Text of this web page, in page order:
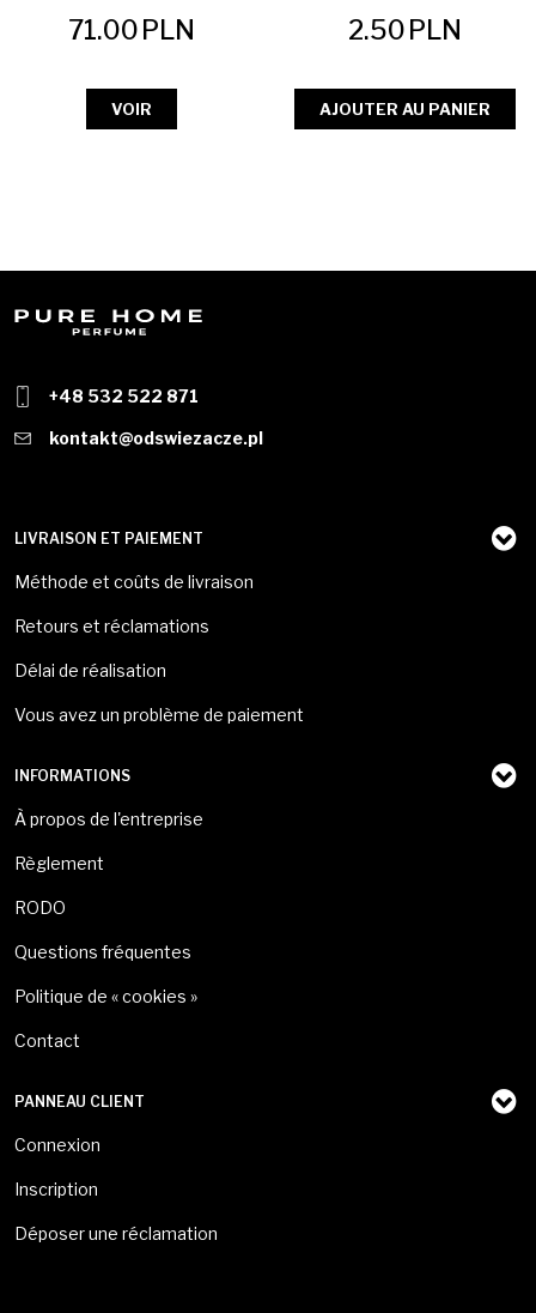
71.00PLN
VOIR
2.50PLN
AJOUTER AU PANIER
+48 532 522 871
kontakt@odswiezacze.pl
LIVRAISON ET PAIEMENT
Méthode et coûts de livraison
Retours et réclamations
Délai de réalisation
Vous avez un problème de paiement
INFORMATIONS
À propos de l'entreprise
Règlement
RODO
Questions fréquentes
Politique de « cookies »
Contact
PANNEAU CLIENT
Connexion
Inscription
Déposer une réclamation